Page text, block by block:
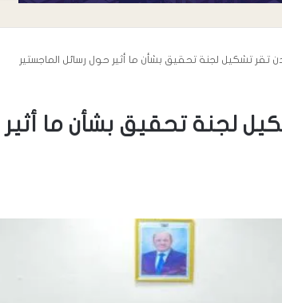
تقر تشكيل لجنة تحقيق بشأن ما أثير حول رسائل الماجستير
لجنة تحقيق بشأن ما أثير
مشتركة للقضاء على أفة
بالمنافذ البرية والبحرية..